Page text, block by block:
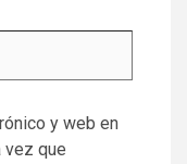
y web en
vez que